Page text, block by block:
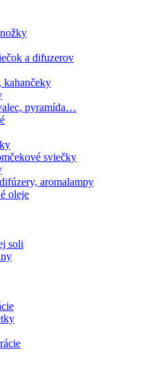
a difuzerov
kahančeky
pyramída…
sviečky
aromalampy
oleje
soli